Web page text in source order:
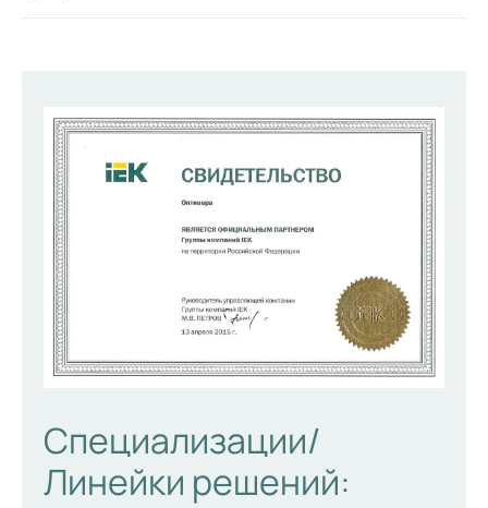
Специализации/
Линейки решений: